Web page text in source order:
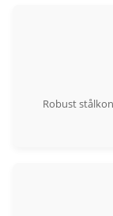
Robust